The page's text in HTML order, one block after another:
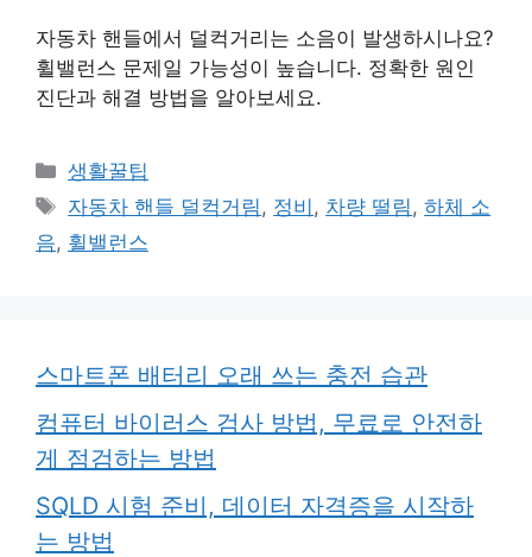
자동차 핸들에서 덜컥거리는 소음이 발생하시나요?
휠밸런스 문제일 가능성이 높습니다. 정확한 원인
진단과 해결 방법을 알아보세요.
카
테
리
생활꿀팁
태
그
자동차 핸들 덜컥거림, 정비 , 차량 떨림,하체 소
음, 휠밸런스
스마트폰 배터리 오래 쓰는 충전 습관
컴퓨터 바이러스 검사 방법, 무료로 안전하
게 점검하는 방법
SQLD 시험 준비, 데이터 자격증을 시작하
는 방법